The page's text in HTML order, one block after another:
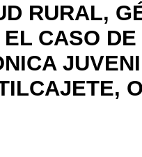
RURAL,
CASO